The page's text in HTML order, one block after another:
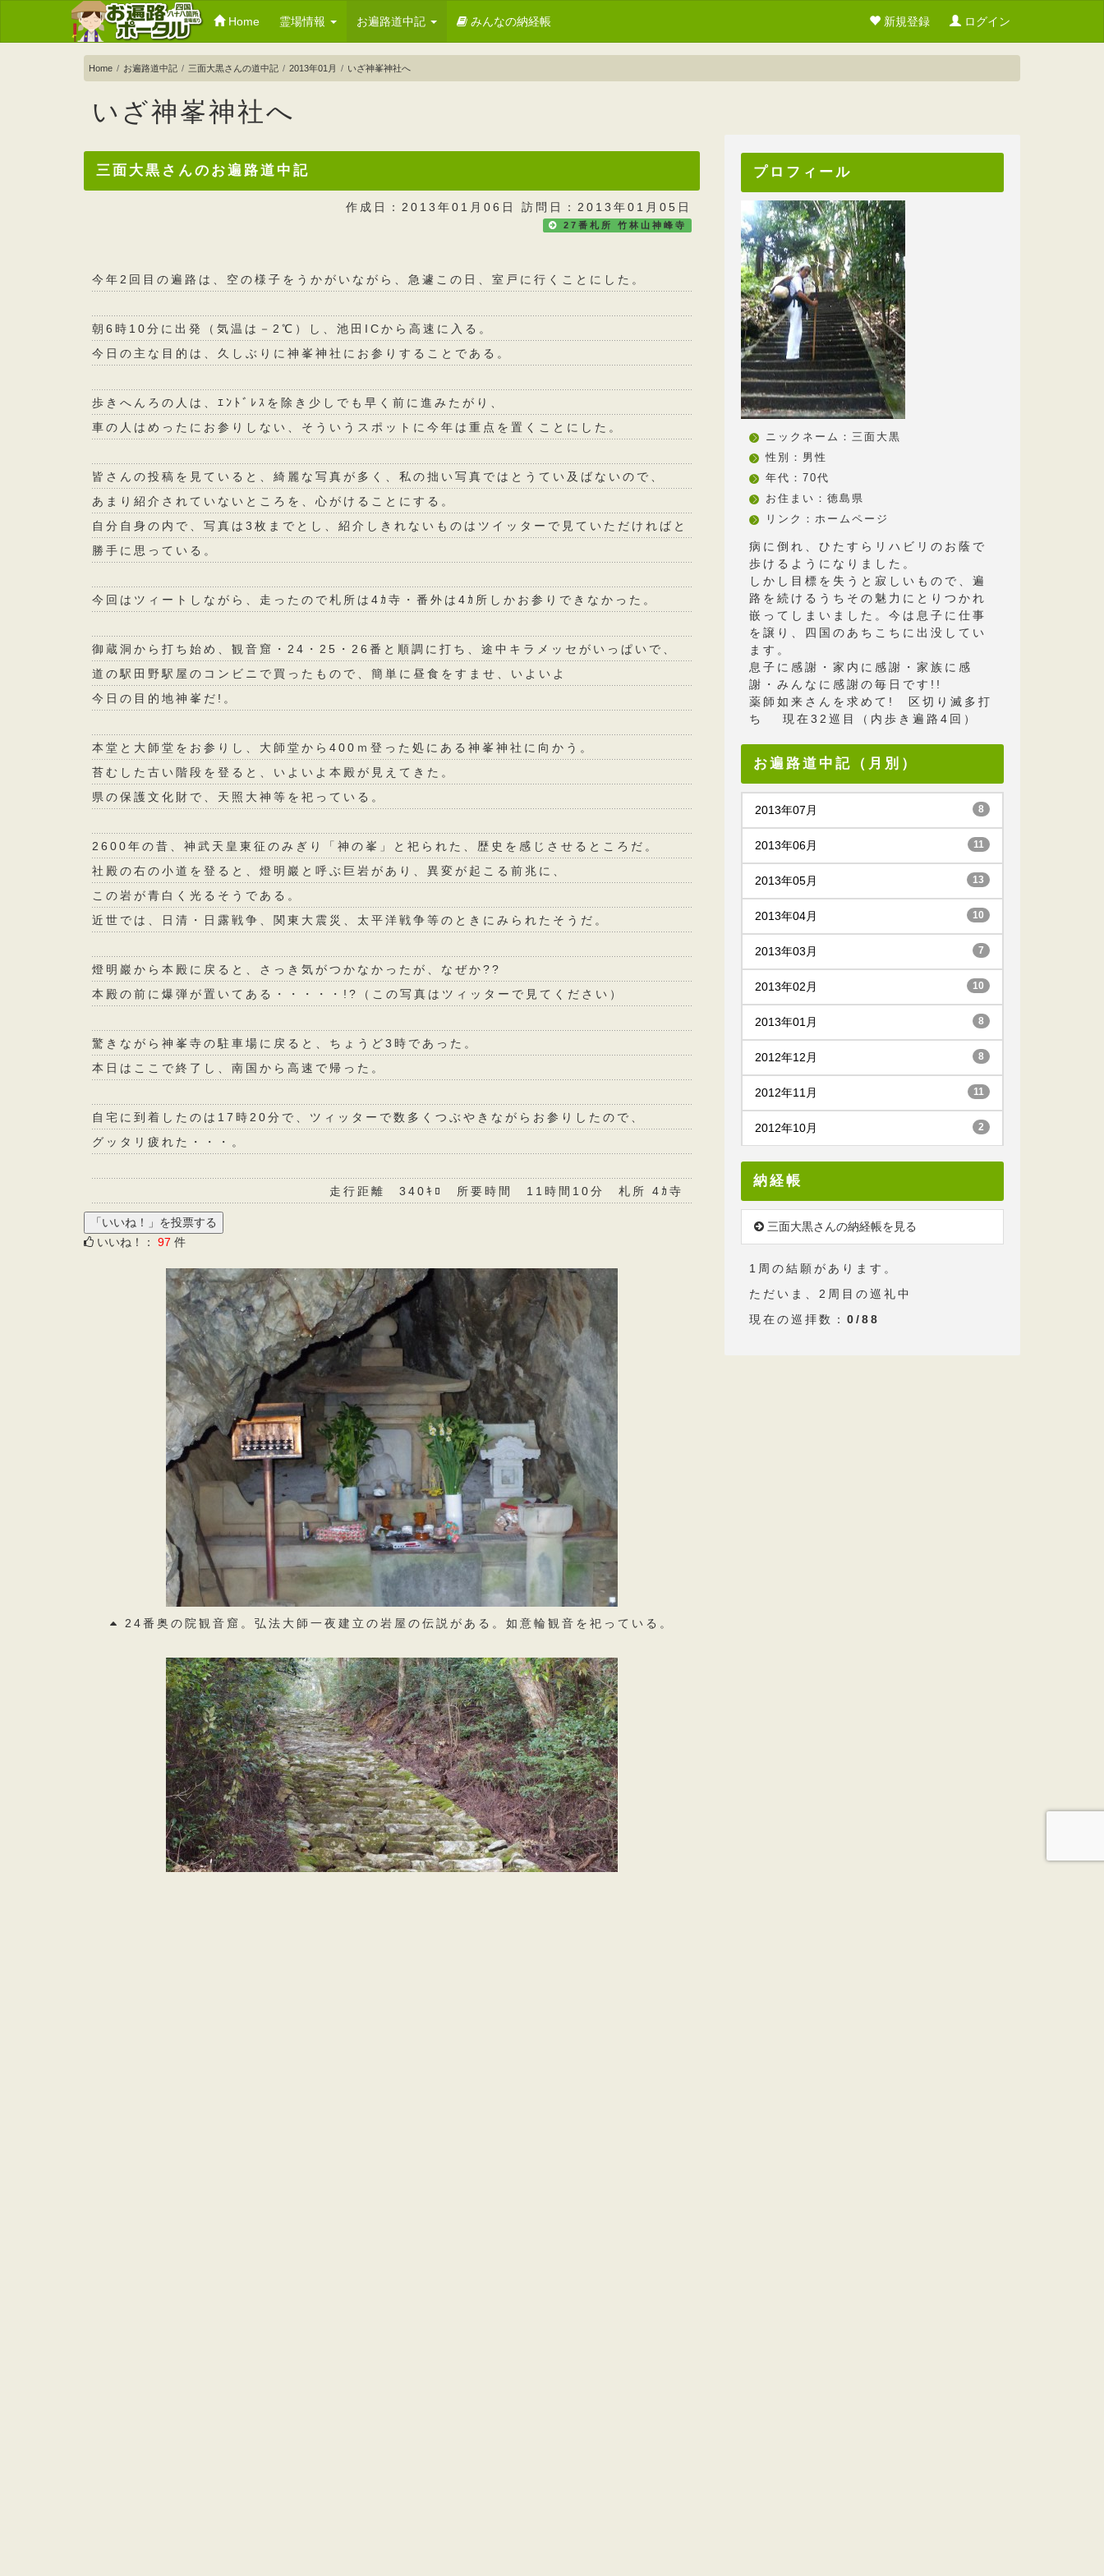
Home 霊場情報 お遍路道中記 みんなの納経帳 新規登録 ログイン
Home お遍路道中記 三面大黒さんの道中記 2013年01月 いざ神峯神社へ
いざ神峯神社へ
三面大黒さんのお遍路道中記
作成日：2013年01月06日 訪問日：2013年01月05日
27番札所 竹林山神峰寺
今年2回目の遍路は、空の様子をうかがいながら、急遽この日、室戸に行くことにした。
朝6時10分に出発（気温は－2℃）し、池田ICから高速に入る。
今日の主な目的は、久しぶりに神峯神社にお参りすることである。
歩きへんろの人は、ｴﾝﾄﾞﾚｽを除き少しでも早く前に進みたがり、
車の人はめったにお参りしない、そういうスポットに今年は重点を置くことにした。
皆さんの投稿を見ていると、綺麗な写真が多く、私の拙い写真ではとうてい及ばないので、
あまり紹介されていないところを、心がけることにする。
自分自身の内で、写真は3枚までとし、紹介しきれないものはツイッターで見ていただければと
勝手に思っている。
今回はツィートしながら、走ったので札所は4ｶ寺・番外は4ｶ所しかお参りできなかった。
御蔵洞から打ち始め、観音窟・24・25・26番と順調に打ち、途中キラメッセがいっぱいで、
道の駅田野駅屋のコンビニで買ったもので、簡単に昼食をすませ、いよいよ
今日の目的地神峯だ!。
本堂と大師堂をお参りし、大師堂から400ｍ登った処にある神峯神社に向かう。
苔むした古い階段を登ると、いよいよ本殿が見えてきた。
県の保護文化財で、天照大神等を祀っている。
2600年の昔、神武天皇東征のみぎり「神の峯」と祀られた、歴史を感じさせるところだ。
社殿の右の小道を登ると、燈明巖と呼ぶ巨岩があり、異変が起こる前兆に、
この岩が青白く光るそうである。
近世では、日清・日露戦争、関東大震災、太平洋戦争等のときにみられたそうだ。
燈明巖から本殿に戻ると、さっき気がつかなかったが、なぜか??
本殿の前に爆弾が置いてある・・・・・!?（この写真はツィッターで見てください）
驚きながら神峯寺の駐車場に戻ると、ちょうど3時であった。
本日はここで終了し、南国から高速で帰った。
自宅に到着したのは17時20分で、ツィッターで数多くつぶやきながらお参りしたので、
グッタリ疲れた・・・。
走行距離 340ｷﾛ 所要時間 11時間10分 札所 4ｶ寺
いいね！： 97 件
24番奥の院観音窟。弘法大師一夜建立の岩屋の伝説がある。如意輪観音を祀っている。
プロフィール
ニックネーム：三面大黒
性別：男性
年代：70代
お住まい：徳島県
リンク： ホームページ
病に倒れ、ひたすらリハビリのお蔭で
歩けるようになりました。
しかし目標を失うと寂しいもので、遍
路を続けるうちその魅力にとりつかれ
嵌ってしまいました。今は息子に仕事
を譲り、四国のあちこちに出没してい
ます。
息子に感謝・家内に感謝・家族に感
謝・みんなに感謝の毎日です!!
薬師如来さんを求めて! 区切り滅多打
ち 現在32巡目（内歩き遍路4回）
お遍路道中記（月別）
2013年07月 8
2013年06月 11
2013年05月 13
2013年04月 10
2013年03月 7
2013年02月 10
2013年01月 8
2012年12月 8
2012年11月 11
2012年10月 2
納経帳
三面大黒さんの納経帳を見る
1周の結願があります。
ただいま、2周目の巡礼中
現在の巡拝数： 0/88